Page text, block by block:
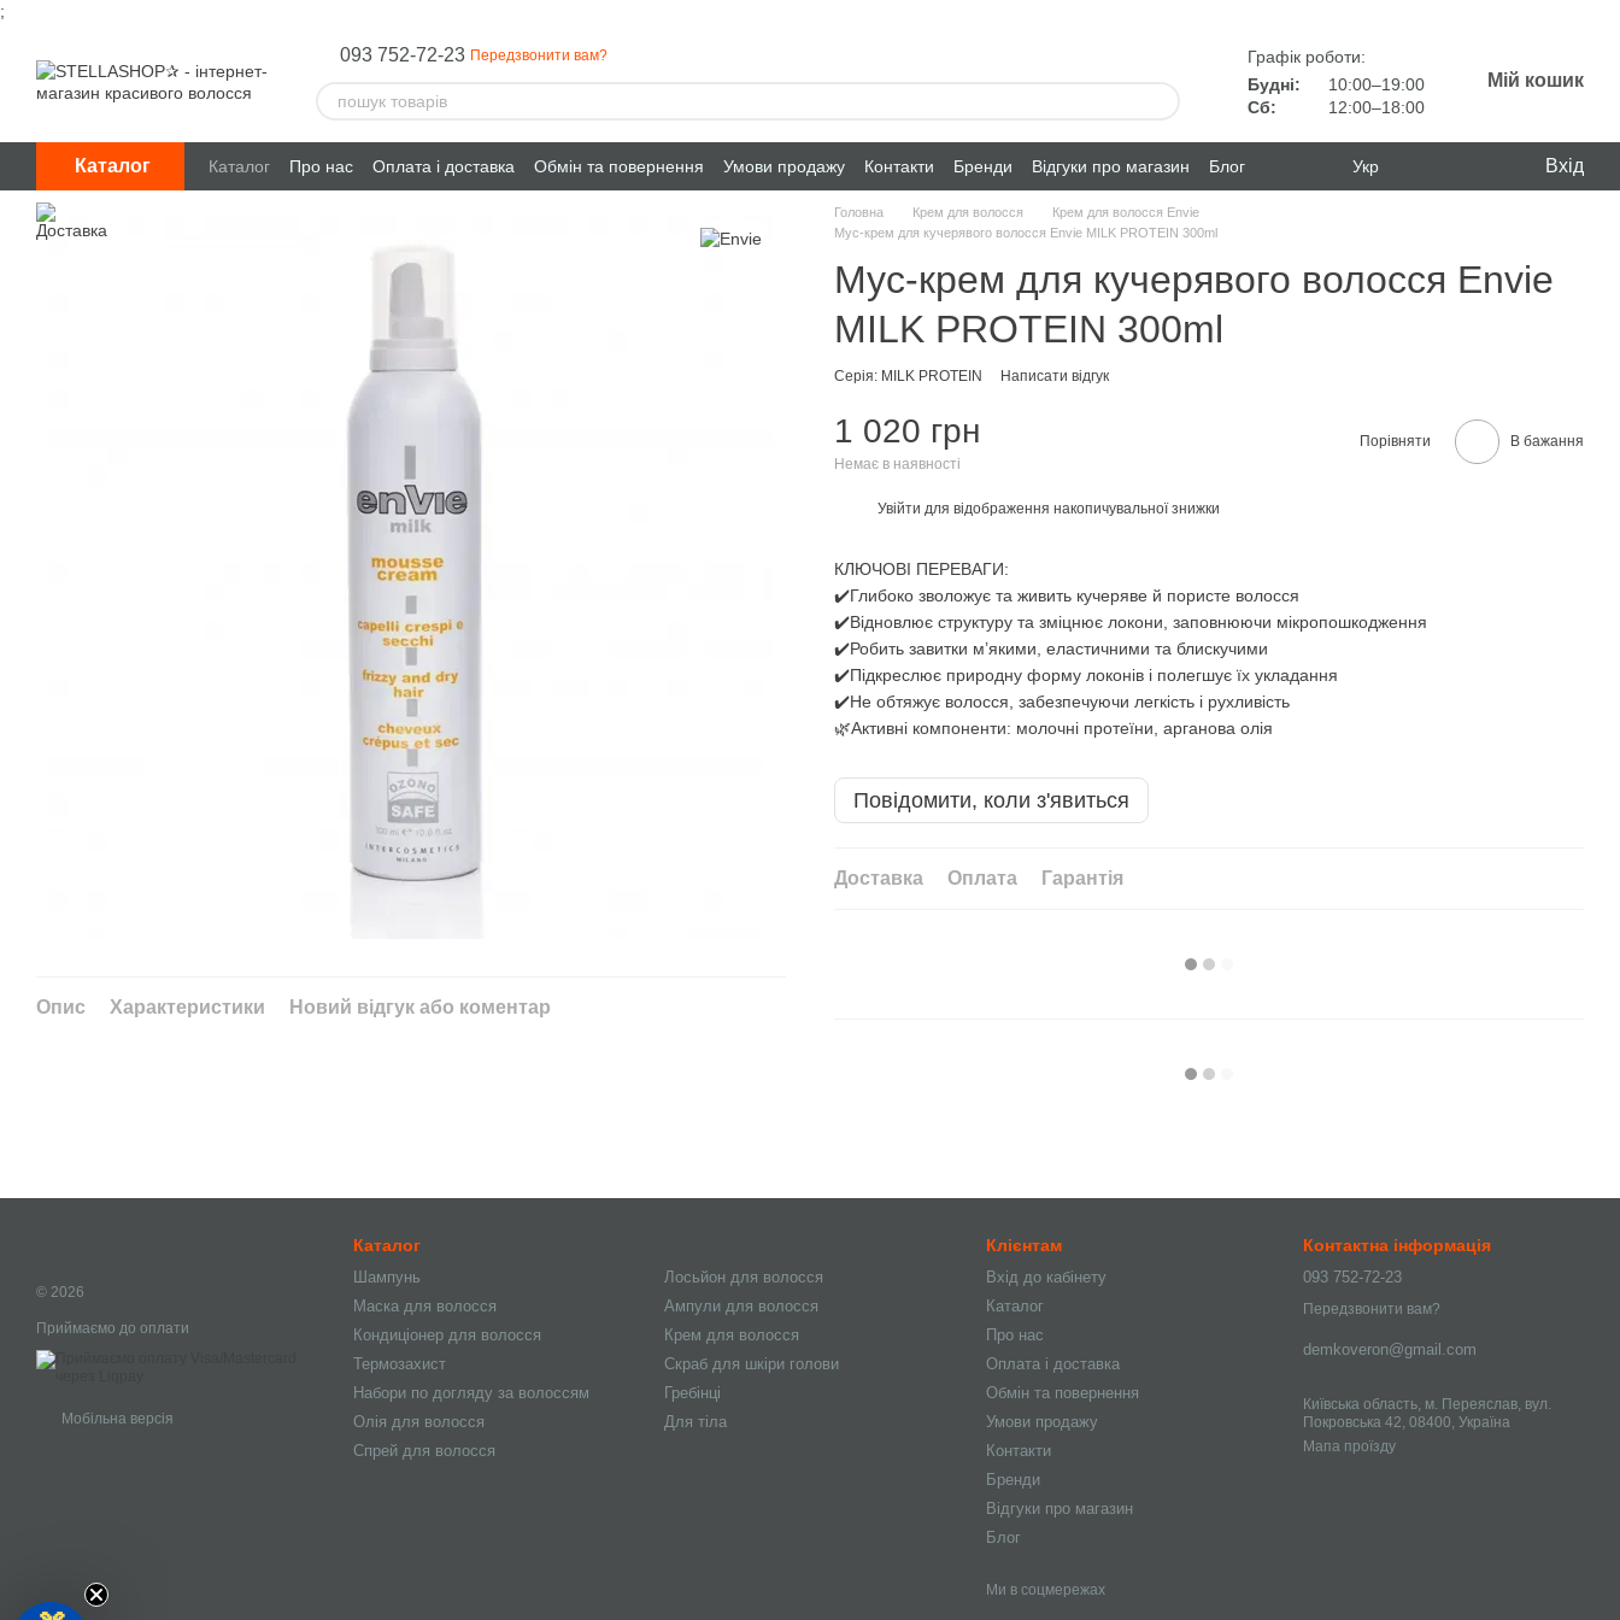
;
093 752-72-23 Передзвонити вам?
Графік роботи:
Будні:
10:00–19:00
Сб:
12:00–18:00
Мій кошик
Каталог Каталог Про нас Оплата і доставка Обмін та повернення Умови продажу Контакти Бренди Відгуки про магазин Блог Укр Вхід
Опис Характеристики Новий відгук або коментар
Головна Крем для волосся
Крем для волосся Envie
Мус-крем для кучерявого волосся Envie MILK PROTEIN 300ml
Мус-крем для кучерявого волосся Envie
MILK PROTEIN 300ml
Серія: MILK PROTEIN Написати відгук
1 020 грн
Немає в наявності
Порівняти В бажання
Увійти для відображення накопичувальної знижки
КЛЮЧОВІ ПЕРЕВАГИ:
✔️Глибоко зволожує та живить кучеряве й пористе волосся
✔️Відновлює структуру та зміцнює локони, заповнюючи мікропошкодження
✔️Робить завитки м’якими, еластичними та блискучими
✔️Підкреслює природну форму локонів і полегшує їх укладання
✔️Не обтяжує волосся, забезпечуючи легкість і рухливість
🌿Активні компоненти: молочні протеїни, арганова олія
Повідомити, коли з'явиться
Доставка Оплата Гарантія
© 2026
Приймаємо до оплати
Мобільна версія
Каталог
Шампунь
Маска для волосся
Кондиціонер для волосся
Термозахист
Набори по догляду за волоссям
Олія для волосся
Спрей для волосся
Лосьйон для волосся
Ампули для волосся
Крем для волосся
Скраб для шкіри голови
Гребінці
Для тіла
Клієнтам
Вхід до кабінету
Каталог
Про нас
Оплата і доставка
Обмін та повернення
Умови продажу
Контакти
Бренди
Відгуки про магазин
Блог
Ми в соцмережах
Контактна інформація
093 752-72-23
Передзвонити вам?
demkoveron@gmail.com
Київська область, м. Переяслав, вул.
Покровська 42, 08400, Україна
Мапа проїзду